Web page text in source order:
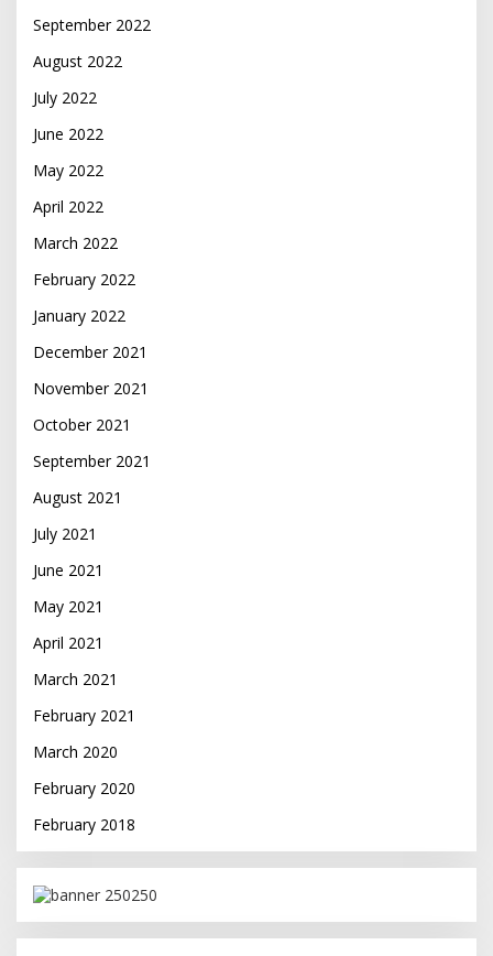
September 2022
August 2022
July 2022
June 2022
May 2022
April 2022
March 2022
February 2022
January 2022
December 2021
November 2021
October 2021
September 2021
August 2021
July 2021
June 2021
May 2021
April 2021
March 2021
February 2021
March 2020
February 2020
February 2018